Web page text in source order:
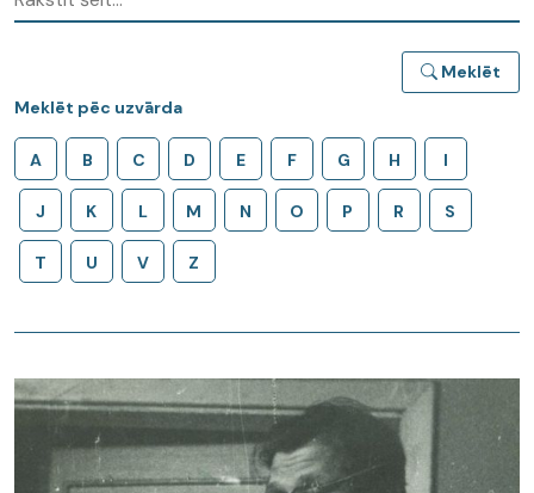
Meklēt
Meklēt pēc uzvārda
A B C D E F G H I
J K L M N O P R S
T U V Z